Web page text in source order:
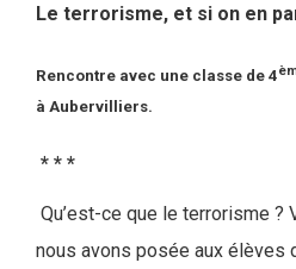
Le terrorisme, et si on en
Rencontre avec une classe de 4
à Aubervilliers.
* * *
Qu’est-ce que le terrorisme ?
nous avons posée aux élèves